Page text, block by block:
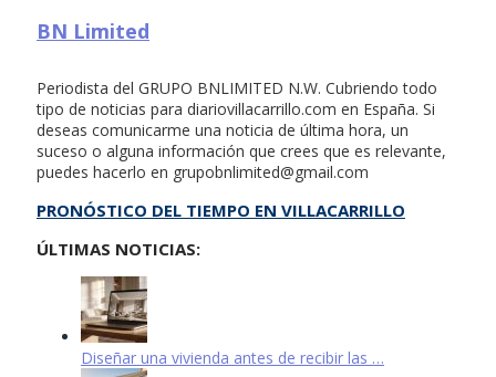
BN Limited
Periodista del GRUPO BNLIMITED N.W. Cubriendo todo
tipo de noticias para diariovillacarrillo.com en España. Si
deseas comunicarme una noticia de última hora, un
suceso o alguna información que crees que es relevante,
puedes hacerlo en grupobnlimited@gmail.com
PRONÓSTICO DEL TIEMPO EN VILLACARRILLO
ÚLTIMAS NOTICIAS:
Diseñar una vivienda antes de recibir las …